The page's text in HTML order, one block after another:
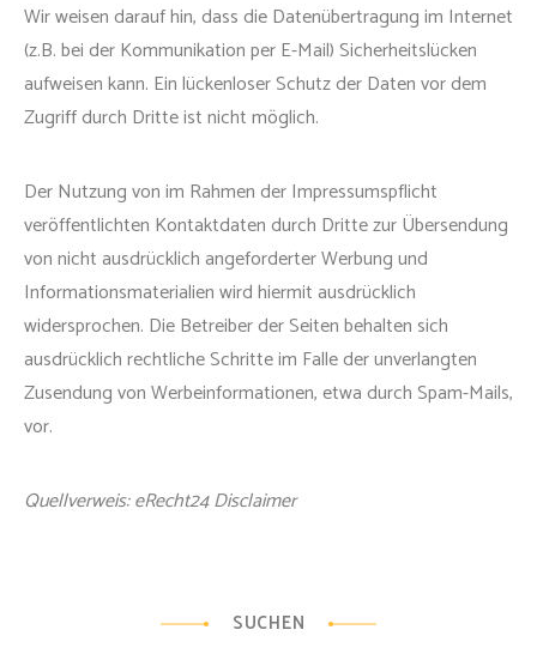
Wir weisen darauf hin, dass die Datenübertragung im Internet
(z.B. bei der Kommunikation per E-Mail) Sicherheitslücken
aufweisen kann. Ein lückenloser Schutz der Daten vor dem
Zugriff durch Dritte ist nicht möglich.
Der Nutzung von im Rahmen der Impressumspflicht
veröffentlichten Kontaktdaten durch Dritte zur Übersendung
von nicht ausdrücklich angeforderter Werbung und
Informationsmaterialien wird hiermit ausdrücklich
widersprochen. Die Betreiber der Seiten behalten sich
ausdrücklich rechtliche Schritte im Falle der unverlangten
Zusendung von Werbeinformationen, etwa durch Spam-Mails,
vor.
Quellverweis: eRecht24 Disclaimer
SUCHEN